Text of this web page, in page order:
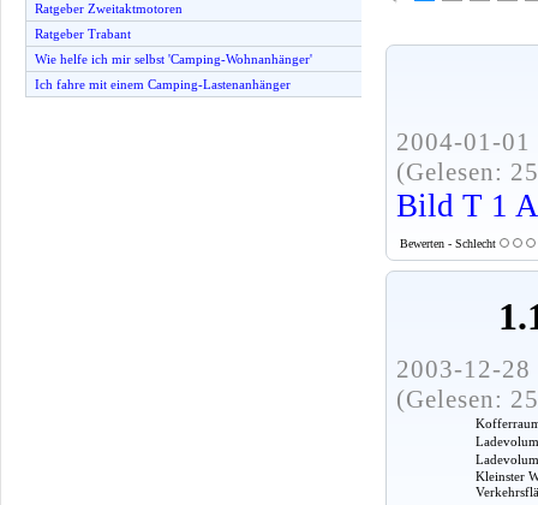
Ratgeber Zweitaktmotoren
Ratgeber Trabant
Wie helfe ich mir selbst 'Camping-Wohnanhänger'
Ich fahre mit einem Camping-Lastenanhänger
2004-01-
(Gelesen:
Bild T 1
Bewerten - Schlecht
2003-12-
(Gelesen:
Kleinster